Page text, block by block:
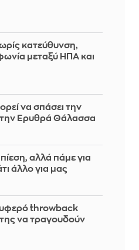
κατεύθυνση,
μεταξύ ΗΠΑ και
να σπάσει την
Ερυθρά Θάλασσα
αλλά πάμε για
άλλο για μας
throwback
να τραγουδούν